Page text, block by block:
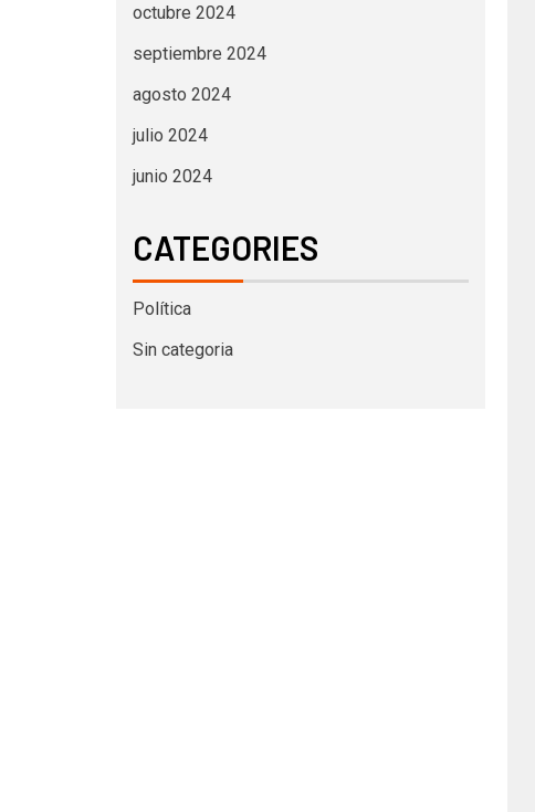
octubre 2024
septiembre 2024
agosto 2024
julio 2024
junio 2024
CATEGORIES
Política
Sin categoria